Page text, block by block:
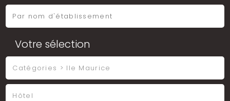
Votre sélection